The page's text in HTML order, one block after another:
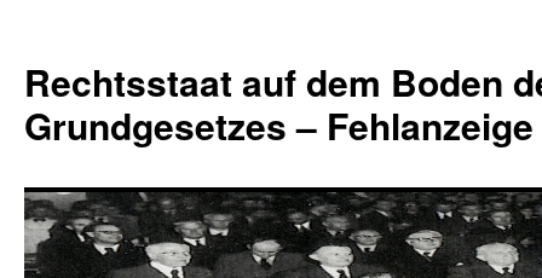
springen
Rechtsstaat auf dem Boden
Grundgesetzes –